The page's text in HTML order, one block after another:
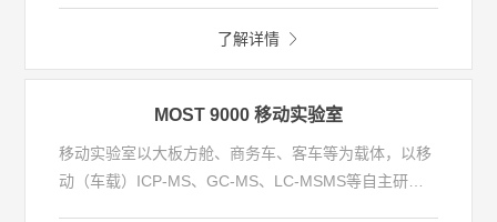
求。监测数据可通过无线网络传输至中心站，基于数据
分析结果，从而为管理者实现污染管控提供数据支撑和
了解详情
MOST 9000 移动实验室
移动实验室以大板方舱、商务车、客车等为载体，以移
动（车载）ICP-MS、GC-MS、LC-MSMS等自主研发